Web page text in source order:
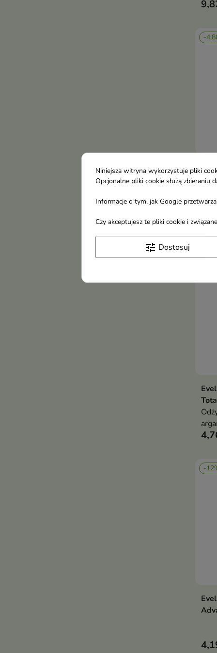
-
-
Niniejsza witryna wykorzystuje pliki
Opcjonalne pliki cookie służą
Informacje o tym, jak Google
Czy akceptujesz te pliki cookie i
tune Dostosuj